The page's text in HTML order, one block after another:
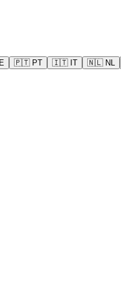
🇵🇹 PT 🇮🇹 IT 🇳🇱 NL